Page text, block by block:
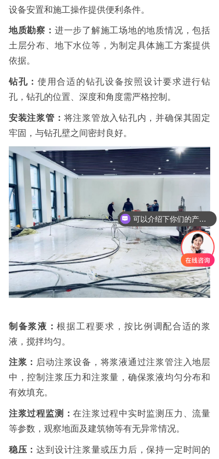
设备安置和施工操作提供便利条件。
地质勘察： 进一步了解施工场地的地质情况，包括
土层分布、地下水位等，为制定具体施工方案提供
依据。
钻孔：使用合适的钻孔设备按照设计要求进行钻
孔，钻孔的位置、深度和角度需严格控制。
安装注浆管： 将注浆管放入钻孔内，并确保其固定
牢固，与钻孔壁之间密封良好。
制备浆液：根据工程要求，按比例调配合适的浆
液，搅拌均匀。
注浆： 启动注浆设备，将浆液通过注浆管注入地层
中，控制注浆压力和注浆量，确保浆液均匀分布和
有效填充。
注浆过程监测：在注浆过程中实时监测压力、流量
等参数，观察地面及建筑物等有无异常情况。
稳压：达到设计注浆量或压力后，保持一定时间的
可以介绍下你们的产品么